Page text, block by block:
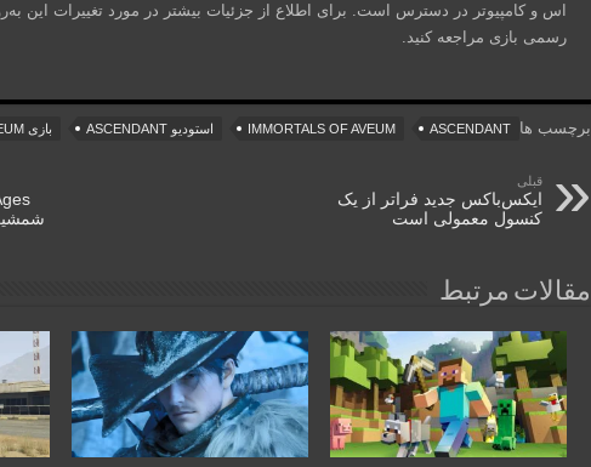
اس و کامپیوتر در دسترس است. برای اطلاع از جزئیات بیشتر در مورد تغییرات این
رسمی بازی مراجعه کنید.
برچسب ها ASCENDANT
IMMORTALS OF AVEUM استودیو ASCENDANT بازی IMMORTALS OF AVEUM
قبلی
ایکس‌باکس جدید فراتر از یک
کنسول معمولی است
مقالات مرتبط